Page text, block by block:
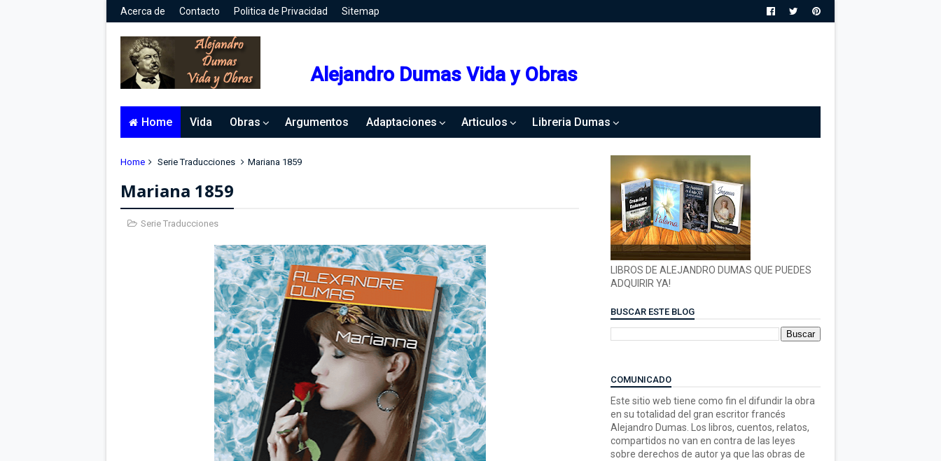
Acerca de Contacto Politica de Privacidad Sitemap
Alejandro Dumas Vida y Obras
Home Vida Obras Argumentos Adaptaciones Articulos Libreria Dumas
Home Serie Traducciones Mariana 1859
Mariana 1859
Serie Traducciones
LIBROS DE ALEJANDRO DUMAS QUE PUEDES
ADQUIRIR YA!
BUSCAR ESTE BLOG
COMUNICADO
Este sitio web tiene como fin el difundir la obra
en su totalidad del gran escritor francés
Alejandro Dumas. Los libros, cuentos, relatos,
compartidos no van en contra de las leyes
sobre derechos de autor ya que las obras de